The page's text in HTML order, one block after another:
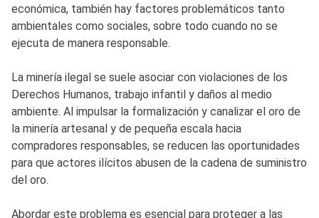
económica, también hay factores problemáticos tanto
ambientales como sociales, sobre todo cuando no se
ejecuta de manera responsable.
La minería ilegal se suele asociar con violaciones de los
Derechos Humanos, trabajo infantil y daños al medio
ambiente. Al impulsar la formalización y canalizar el oro de
la minería artesanal y de pequeña escala hacia
compradores responsables, se reducen las oportunidades
para que actores ilícitos abusen de la cadena de suministro
del oro.
Abordar este problema es esencial para proteger a las